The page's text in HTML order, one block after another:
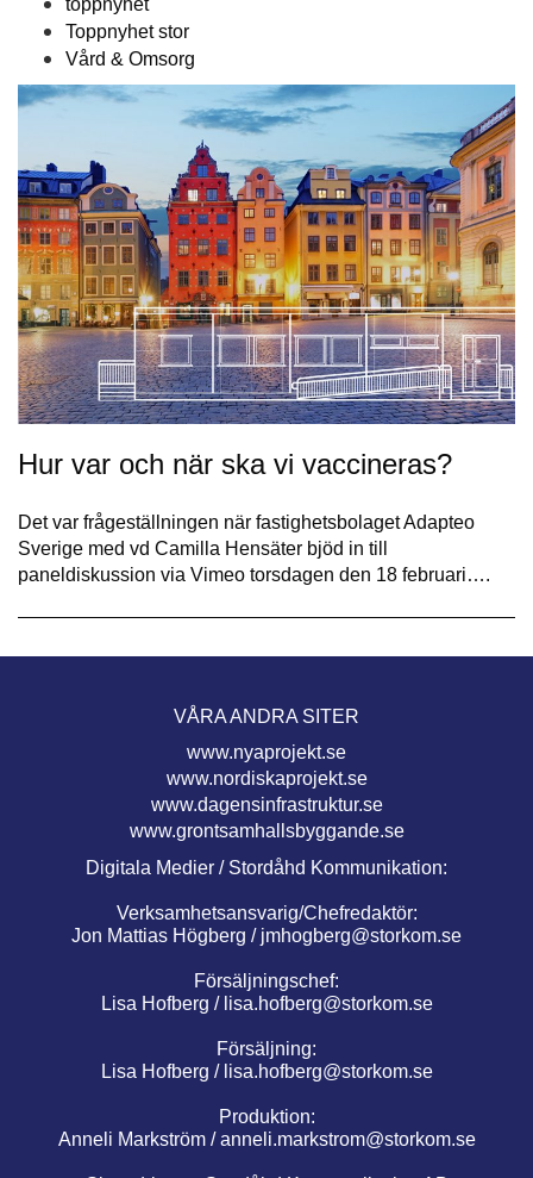
toppnyhet
Toppnyhet stor
Vård & Omsorg
Hur var och när ska vi vaccineras?
Det var frågeställningen när fastighetsbolaget Adapteo
Sverige med vd Camilla Hensäter bjöd in till
paneldiskussion via Vimeo torsdagen den 18 februari….
VÅRA ANDRA SITER
www.nyaprojekt.se
www.nordiskaprojekt.se
www.dagensinfrastruktur.se
www.grontsamhallsbyggande.se
Digitala Medier / Stordåhd Kommunikation:
Verksamhetsansvarig/Chefredaktör:
Jon Mattias Högberg / jmhogberg@storkom.se
Försäljningschef:
Lisa Hofberg / lisa.hofberg@storkom.se
Försäljning:
Lisa Hofberg / lisa.hofberg@storkom.se
Produktion:
Anneli Markström /anneli.markstrom@storkom.se